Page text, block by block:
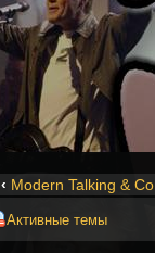
‹ Modern Talking & Co
Активные темы